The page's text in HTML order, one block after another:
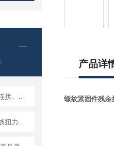
产品详
螺纹紧固件残余